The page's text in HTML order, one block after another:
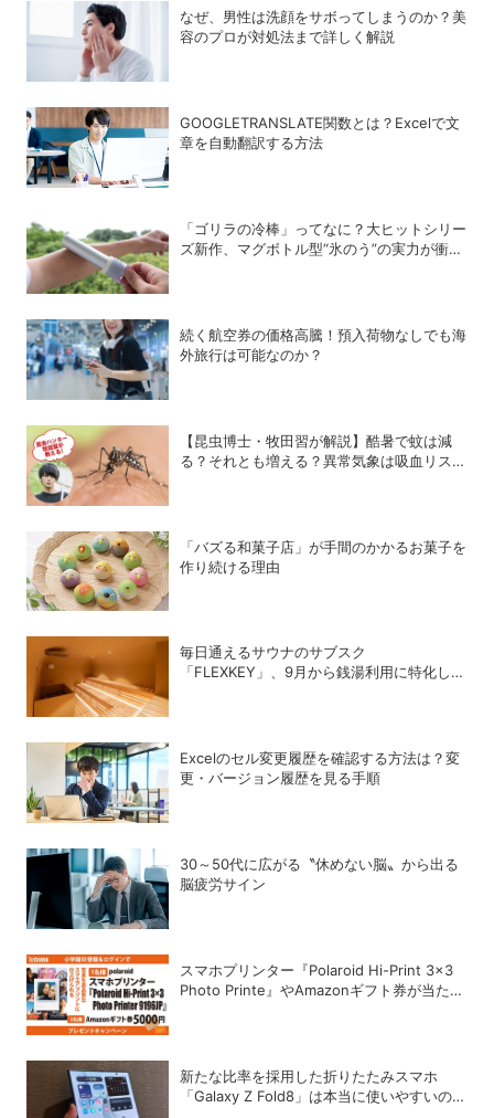
なぜ、男性は洗顔をサボってしまうのか？美
容のプロが対処法まで詳しく解説
GOOGLETRANSLATE関数とは？Excelで文
章を自動翻訳する方法
「ゴリラの冷棒」ってなに？大ヒットシリー
ズ新作、マグボトル型“氷のう”の実力が衝撃
続く航空券の価格高騰！預入荷物なしでも海
外旅行は可能なのか？
【昆虫博士・牧田習が解説】酷暑で蚊は減
る？それとも増える？異常気象は吸血リスク
「バズる和菓子店」が手間のかかるお菓子を
作り続ける理由
毎日通えるサウナのサブスク
「FLEXKEY」、9月から銭湯利用に特化した
Excelのセル変更履歴を確認する方法は？変
更・バージョン履歴を見る手順
30～50代に広がる〝休めない脳〟から出る
脳疲労サイン
スマホプリンター『Polaroid Hi-Print 3×3
Photo Printe』やAmazonギフト券が当た
新たな比率を採用した折りたたみスマホ
「Galaxy Z Fold8」は本当に使いやすいの